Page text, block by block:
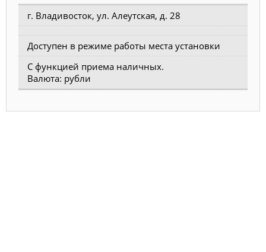
г. Владивосток, ул. Алеутская, д. 28
Доступен в режиме работы места установки
С функцией приема наличных.
Валюта: рубли